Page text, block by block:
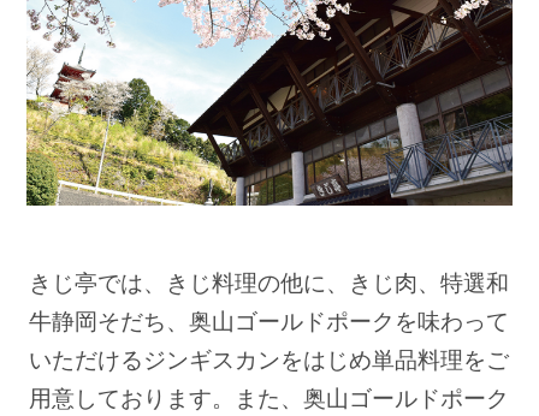
きじ亭では、きじ料理の他に、きじ肉、特選和
牛静岡そだち、奥山ゴールドポークを味わって
いただけるジンギスカンをはじめ単品料理をご
用意しております。また、奥山ゴールドポーク